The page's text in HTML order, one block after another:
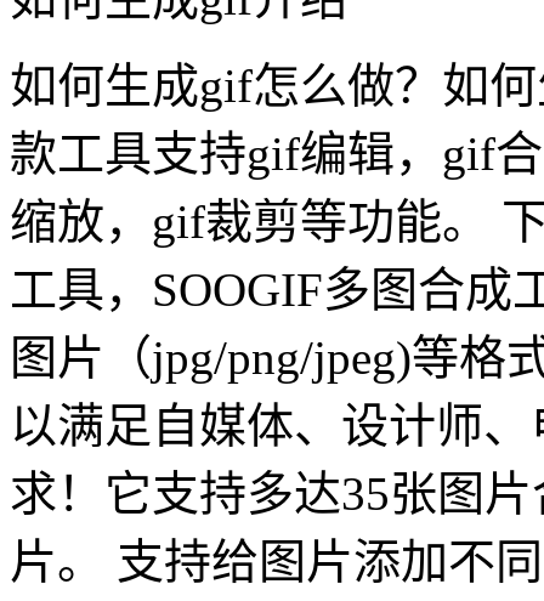
如何生成gif怎么做？如
款工具支持gif编辑，gif
缩放，gif裁剪等功能。
工具，SOOGIF多图合成
图片（jpg/png/jpeg)等格
以满足自媒体、设计师
求！它支持多达35张图
片。 支持给图片添加不